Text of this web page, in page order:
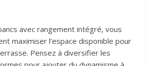
avec rangement intégré, vous
maximiser l’espace disponible pour
Pensez à diversifier les